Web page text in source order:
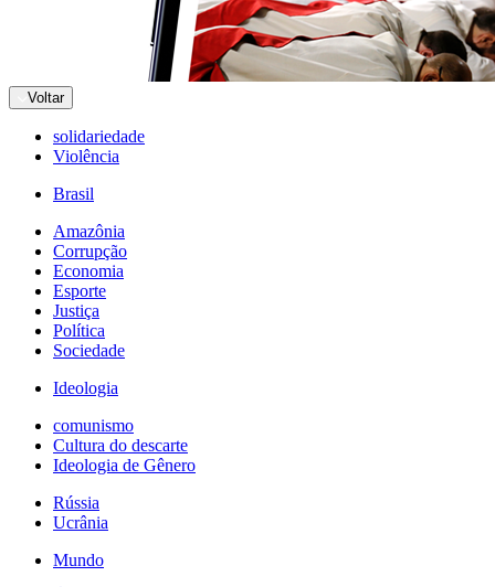
Voltar
solidariedade
Violência
Brasil
Amazônia
Corrupção
Economia
Esporte
Justiça
Política
Sociedade
Ideologia
comunismo
Cultura do descarte
Ideologia de Gênero
Rússia
Ucrânia
Mundo